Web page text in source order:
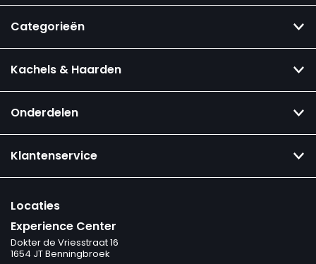
Categorieën
Kachels & Haarden
Onderdelen
Klantenservice
Locaties
Experience Center
Dokter de Vriesstraat 16
1654 JT Benningbroek